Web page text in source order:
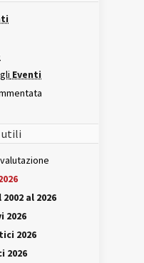
Eventi
utili
al 2026
2026
2026
2026